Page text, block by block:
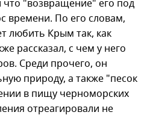
что "возвращение" его под
времени. По его словам,
любить Крым так, как
рассказал, с чем у него
Среди прочего, он
природу, а также "песок
в пищу черноморских
отреагировали не